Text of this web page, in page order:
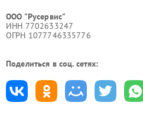
ООО "Русервис"
ИНН 7702633247
ОГРН 1077746335776
Поделиться в соц. сетях: